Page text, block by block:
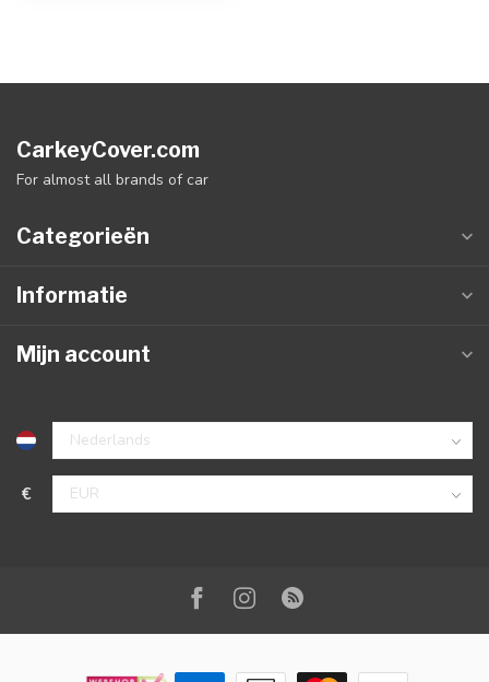
CarkeyCover.com
For almost all brands of car
Categorieën
Informatie
Mijn account
€